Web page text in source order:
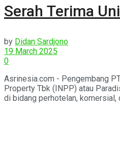
Serah Terima
by Didan Sardjono
19 March 2025
0
Asrinesia.com - Pengembang
Property Tbk (INPP) atau
di bidang perhotelan, komersial,